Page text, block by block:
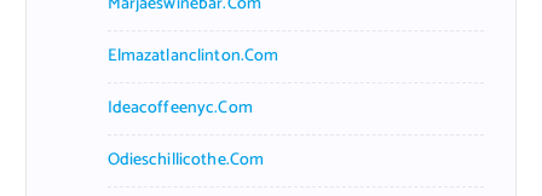
Elmazatlanclinton.com
Ideacoffeenyc.com
Odieschillicothe.com